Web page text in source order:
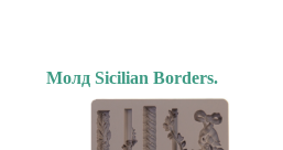
Молд Sicilian Borders.